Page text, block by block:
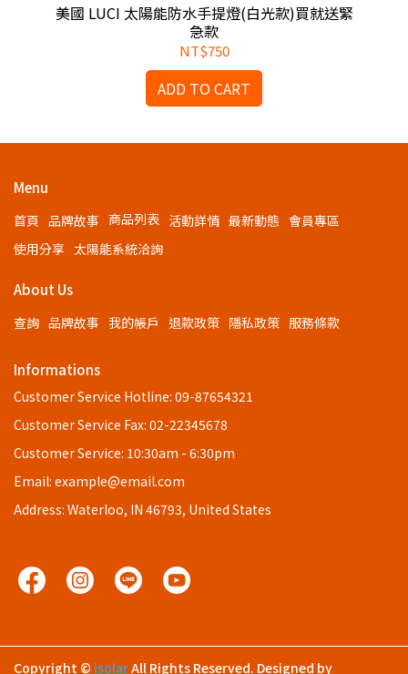
美國 LUCI 太陽能防水手提燈(白光款)買就送緊
急款
NT$750
ADD TO CART
Menu
首頁 品牌故事 商品列表 活動詳情 最新動態 會員專區
使用分享 太陽能系統洽詢
About Us
查詢 品牌故事 我的帳戶 退款政策 隱私政策 服務條款
Informations
Customer Service Hotline: 09-87654321
Customer Service Fax: 02-22345678
Customer Service: 10:30am - 6:30pm
Email: example@email.com
Address: Waterloo, IN 46793, United States
Copyright © isolarAll Rights Reserved. Designed by